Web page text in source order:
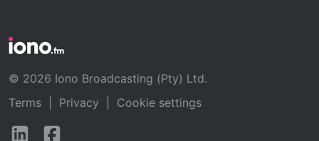
© 2026 Iono Broadcasting (Pty) Ltd.
Terms
Privacy
Cookie settings
Follow